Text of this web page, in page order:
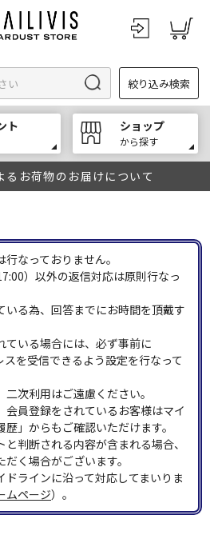
絞り込み検索
ト ショップ
から探す
お荷物のお届けについて
なっておりません。
）以外の返信対応は原則行なっ
る為、回答までにお時間を頂戴す
いる場合には、必ず事前に
を受信できるよう設定を行なって
次利用はご遠慮ください。
員登録をされているお客様はマイ
」からもご確認いただけます。
判断される内容が含まれる場合、
く場合がございます。
ラインに沿って対応してまいりま
ムページ）。